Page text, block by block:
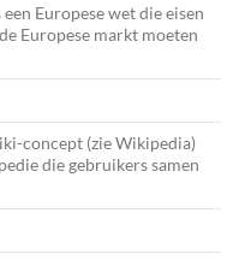
Europese wet die eisen
Europese markt moeten
concept (zie Wikipedia)
die gebruikers samen